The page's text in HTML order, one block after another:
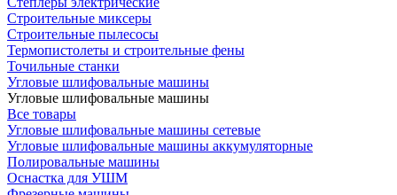
Строительные миксеры
Строительные пылесосы
Термопистолеты и строительные фены
Точильные станки
Угловые шлифовальные машины
Угловые шлифовальные машины
Все товары
Угловые шлифовальные машины сетевые
Угловые шлифовальные машины аккумуляторные
Полировальные машины
Оснастка для УШМ